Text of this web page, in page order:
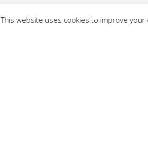
This website uses cookies to improve